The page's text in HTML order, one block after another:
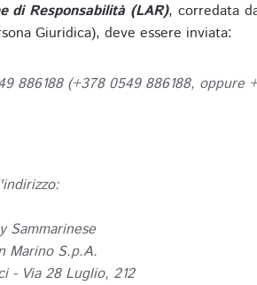
di Responsabilità (LAR), corredata
Giuridica), deve essere inviata:
886188 (+378 0549 886188, oppure
Sammarinese
Marino S.p.A.
- Via 28 Luglio, 212